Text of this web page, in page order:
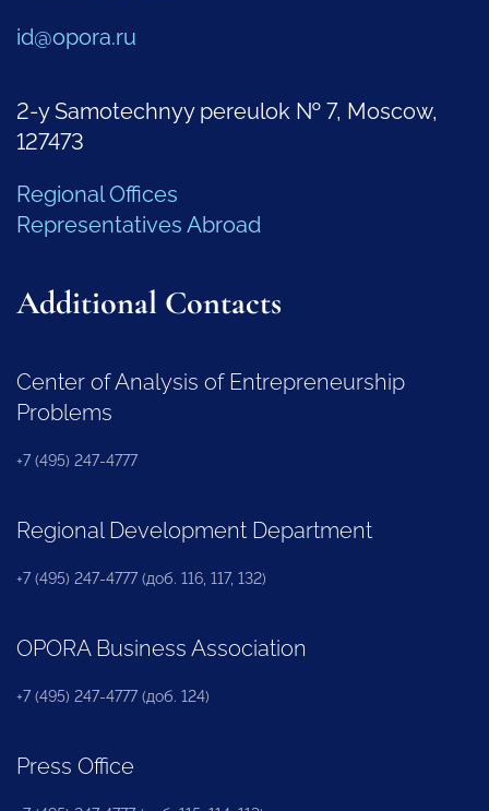
id@opora.ru
2-y Samotechnyy pereulok № 7, Moscow,
127473
Regional Offices
Representatives Abroad
Additional Contacts
Center of Analysis of Entrepreneurship
Problems
+7 (495) 247-4777
Regional Development Department
+7 (495) 247-4777 (доб. 116, 117, 132)
OPORA Business Association
+7 (495) 247-4777 (доб. 124)
Press Office